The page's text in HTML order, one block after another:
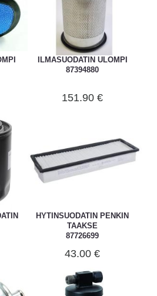
ILMASUODATIN ULOMPI
87394880
151.90 €
HYTINSUODATIN PENKIN
TAAKSE
87726699
43.00 €